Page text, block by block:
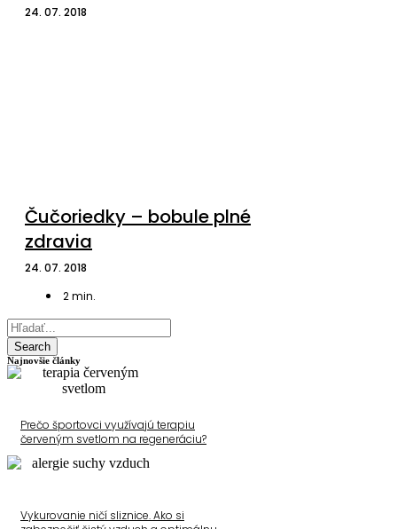
24. 07. 2018
Čučoriedky – bobule plné
zdravia
24. 07. 2018
2min.
Search
Najnovšie články
Prečo športovci využívajú terapiu
červeným svetlom na regeneráciu?
Vykurovanie ničí sliznice. Ako si